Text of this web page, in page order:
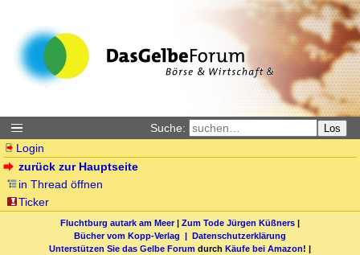
Suche: Los
Login
zurück zur Hauptseite
in Thread öffnen
Ticker
Fluchtburg autark am Meer| Zum Tode Jürgen Küßners |
Bücher vom Kopp-Verlag | Datenschutzerklärung
Unterstützen Sie das Gelbe Forum durch Käufe bei Amazon! |